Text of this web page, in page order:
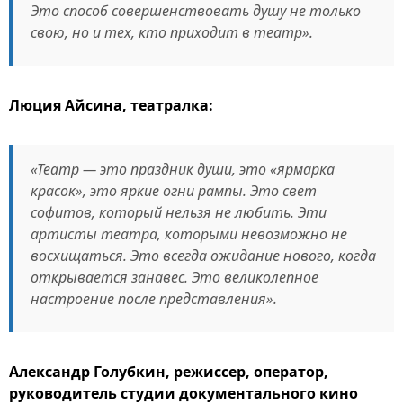
Это способ совершенствовать душу не только
свою, но и тех, кто приходит в театр».
Люция Айсина, театралка:
«Театр — это праздник души, это «ярмарка
красок», это яркие огни рампы. Это свет
софитов, который нельзя не любить. Эти
артисты театра, которыми невозможно не
восхищаться. Это всегда ожидание нового, когда
открывается занавес. Это великолепное
настроение после представления».
Александр Голубкин, режиссер, оператор,
руководитель студии документального кино